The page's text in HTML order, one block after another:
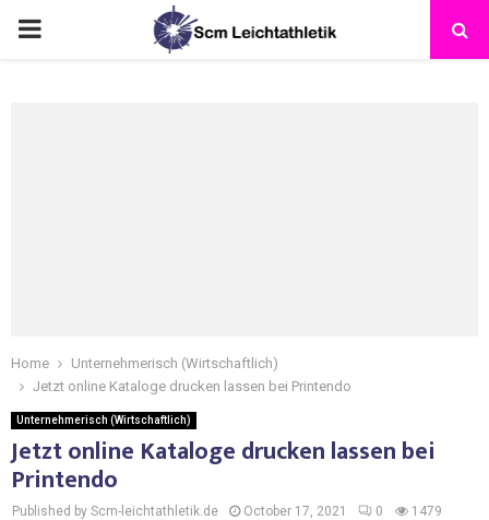
Home
Unternehmerisch (Wirtschaftlich)
Jetzt online Kataloge drucken lassen bei Printendo
Unternehmerisch (Wirtschaftlich)
Jetzt online Kataloge drucken lassen bei
Printendo
Published by Scm-leichtathletik.de October 17, 2021 0 1479